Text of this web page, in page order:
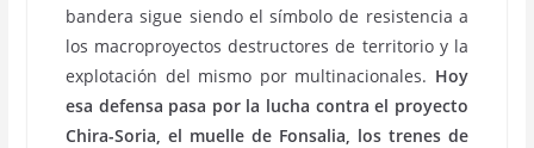
bandera sigue siendo el símbolo de resistencia a
los macroproyectos destructores de territorio y la
explotación del mismo por multinacionales. Hoy
esa defensa pasa por la lucha contra el proyecto
Chira-Soria, el muelle de Fonsalia, los trenes de